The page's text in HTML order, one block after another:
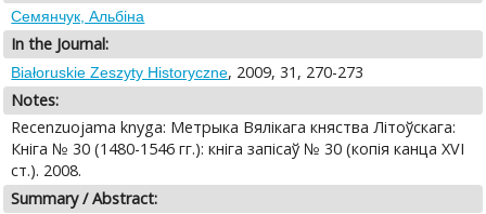
Семянчук, Альбіна
In the Journal:
Białoruskie Zeszyty Historyczne, 2009, 31, 270-273
Notes:
Recenzuojama knyga: Метрыка Вялікага княства Літоўскага:
Кніга № 30 (1480-1546 гг.): кніга запісаў № 30 (копія канца XVI
ст.). 2008.
Summary / Abstract: